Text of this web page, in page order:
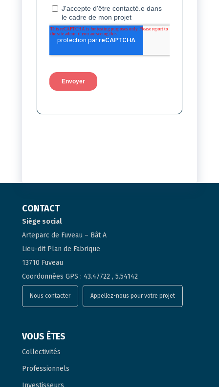
CONTACT
Siège social
Arteparc de Fuveau – Bât A
Lieu-dit Plan de Fabrique
13710 Fuveau
Coordonnées GPS : 43.47722 , 5.54142
Nous contacter Appellez-nous pour votre projet
VOUS ÊTES
Collectivités
Professionnels